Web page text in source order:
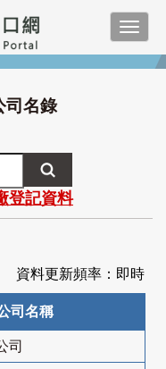
司名錄
登記資料
資料更新頻率：即時
司名稱
司